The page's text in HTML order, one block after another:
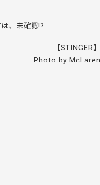
、未確認!?
【STINGER】
Photo by McLaren